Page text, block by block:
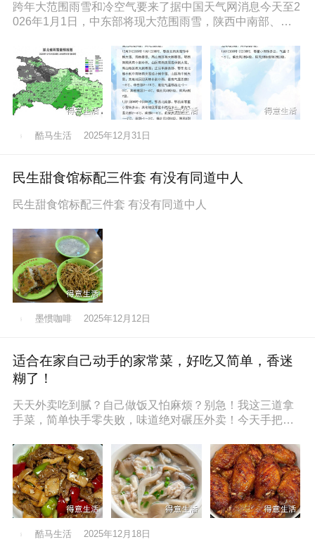
跨年大范围雨雪和冷空气要来了据中国天气网消息今天至2
026年1月1日，中东部将现大范围雨雪，陕西中南部、山
酷马生活 2025年12月31日
民生甜食馆标配三件套 有没有同道中人
民生甜食馆标配三件套 有没有同道中人
墨惯咖啡 2025年12月12日
适合在家自己动手的家常菜，好吃又简单，香迷
糊了！
天天外卖吃到腻？自己做饭又怕麻烦？别急！我这三道拿
手菜，简单快手零失败，味道绝对碾压外卖！今天手把手
酷马生活 2025年12月18日